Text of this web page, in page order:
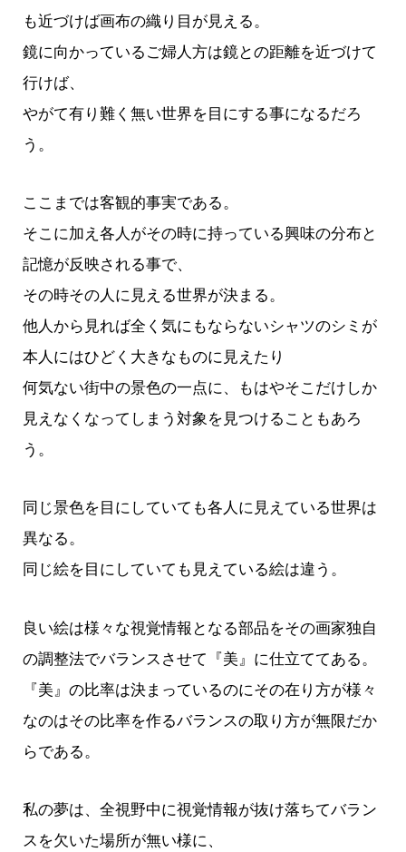
も近づけば画布の織り目が見える。
鏡に向かっているご婦人方は鏡との距離を近づけて
行けば、
やがて有り難く無い世界を目にする事になるだろ
う。
ここまでは客観的事実である。
そこに加え各人がその時に持っている興味の分布と
記憶が反映される事で、
その時その人に見える世界が決まる。
他人から見れば全く気にもならないシャツのシミが
本人にはひどく大きなものに見えたり
何気ない街中の景色の一点に、もはやそこだけしか
見えなくなってしまう対象を見つけることもあろ
う。
同じ景色を目にしていても各人に見えている世界は
異なる。
同じ絵を目にしていても見えている絵は違う。
良い絵は様々な視覚情報となる部品をその画家独自
の調整法でバランスさせて『美』に仕立ててある。
『美』の比率は決まっているのにその在り方が様々
なのはその比率を作るバランスの取り方が無限だか
らである。
私の夢は、全視野中に視覚情報が抜け落ちてバラン
スを欠いた場所が無い様に、